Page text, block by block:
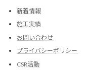
新着情報
施工実績
お問い合わせ
プライバシーポリシー
CSR活動